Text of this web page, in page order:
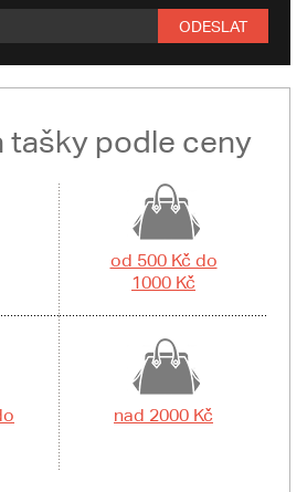
ODESLAT
tašky podle ceny
od 500 Kč do
1000 Kč
nad 2000 Kč